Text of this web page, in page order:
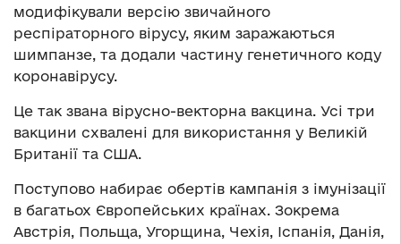
модифікували версію звичайного
респіраторного вірусу, яким заражаються
шимпанзе, та додали частину генетичного коду
коронавірусу.
Це так звана вірусно-векторна вакцина. Усі три
вакцини схвалені для використання у Великій
Британії та США.
Поступово набирає обертів кампанія з імунізації
в багатьох Європейських країнах. Зокрема
Австрія, Польща, Угорщина, Чехія, Іспанія, Данія,